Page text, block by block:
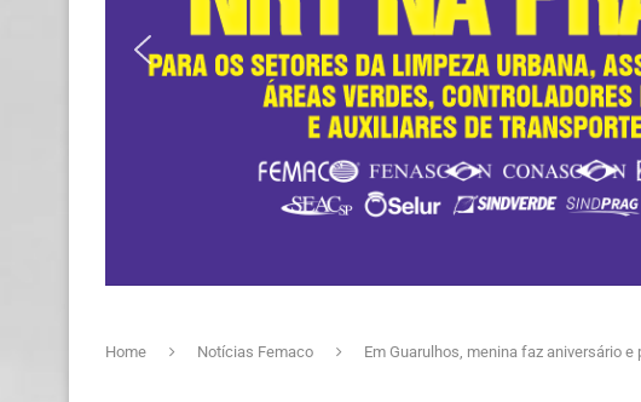
Home Notícias Femaco Em Guarulhos, menina faz aniversário